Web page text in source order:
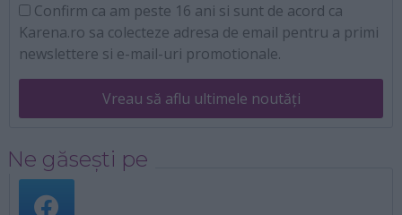
Confirm ca am peste 16 ani si sunt de acord ca
Karena.ro sa colecteze adresa de email pentru a primi
newslettere si e-mail-uri promotionale.
Vreau să aflu ultimele noutăți
Ne găsești pe